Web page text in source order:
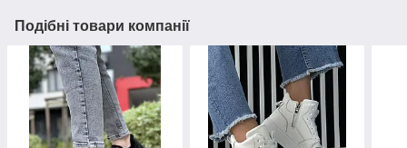
Подібні товари компанії